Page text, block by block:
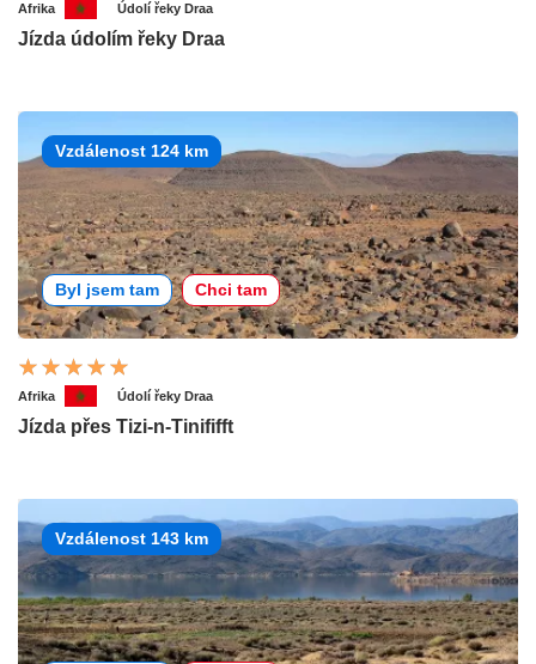
Afrika Údolí řeky Draa
Jízda údolím řeky Draa
Vzdálenost 124 km
Byl jsem tam Chci tam
Afrika Údolí řeky Draa
Jízda přes Tizi-n-Tinififft
Vzdálenost 143 km